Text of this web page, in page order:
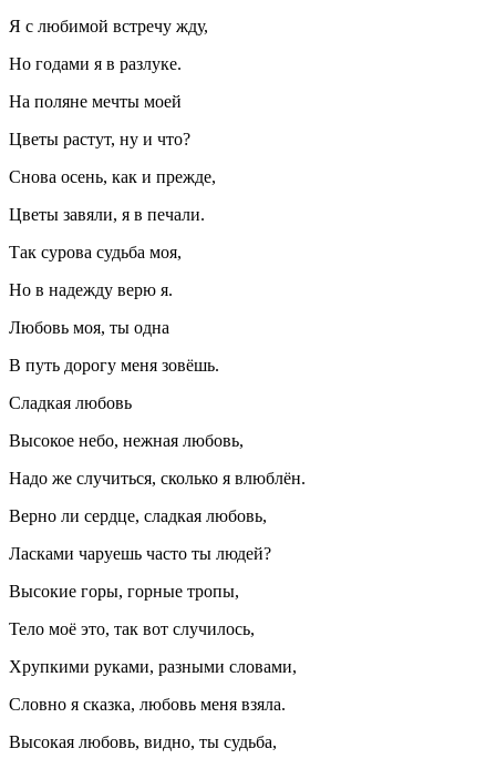
Я с любимой встречу жду,
Но годами я в разлуке.
На поляне мечты моей
Цветы растут, ну и что?
Снова осень, как и прежде,
Цветы завяли, я в печали.
Так сурова судьба моя,
Но в надежду верю я.
Любовь моя, ты одна
В путь дорогу меня зовёшь.
Сладкая любовь
Высокое небо, нежная любовь,
Надо же случиться, сколько я влюблён.
Верно ли сердце, сладкая любовь,
Ласками чаруешь часто ты людей?
Высокие горы, горные тропы,
Тело моё это, так вот случилось,
Хрупкими руками, разными словами,
Словно я сказка, любовь меня взяла.
Высокая любовь, видно, ты судьба,